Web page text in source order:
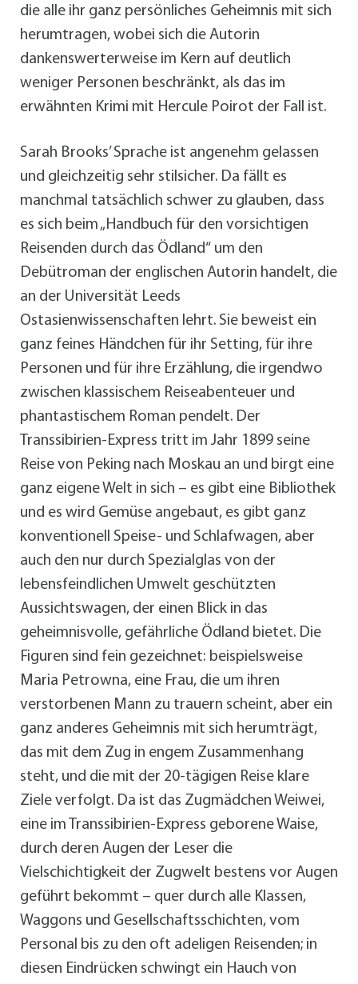
die alle ihr ganz persönliches Geheimnis mit sich
herumtragen, wobei sich die Autorin
dankenswerterweise im Kern auf deutlich
weniger Personen beschränkt, als das im
erwähnten Krimi mit Hercule Poirot der Fall ist.
Sarah Brooks’ Sprache ist angenehm gelassen
und gleichzeitig sehr stilsicher. Da fällt es
manchmal tatsächlich schwer zu glauben, dass
es sich beim „Handbuch für den vorsichtigen
Reisenden durch das Ödland“ um den
Debütroman der englischen Autorin handelt, die
an der Universität Leeds
Ostasienwissenschaften lehrt. Sie beweist ein
ganz feines Händchen für ihr Setting, für ihre
Personen und für ihre Erzählung, die irgendwo
zwischen klassischem Reiseabenteuer und
phantastischem Roman pendelt. Der
Transsibirien-Express tritt im Jahr 1899 seine
Reise von Peking nach Moskau an und birgt eine
ganz eigene Welt in sich – es gibt eine Bibliothek
und es wird Gemüse angebaut, es gibt ganz
konventionell Speise- und Schlafwagen, aber
auch den nur durch Spezialglas von der
lebensfeindlichen Umwelt geschützten
Aussichtswagen, der einen Blick in das
geheimnisvolle, gefährliche Ödland bietet. Die
Figuren sind fein gezeichnet: beispielsweise
Maria Petrowna, eine Frau, die um ihren
verstorbenen Mann zu trauern scheint, aber ein
ganz anderes Geheimnis mit sich herumträgt,
das mit dem Zug in engem Zusammenhang
steht, und die mit der 20-tägigen Reise klare
Ziele verfolgt. Da ist das Zugmädchen Weiwei,
eine im Transsibirien-Express geborene Waise,
durch deren Augen der Leser die
Vielschichtigkeit der Zugwelt bestens vor Augen
geführt bekommt – quer durch alle Klassen,
Waggons und Gesellschaftsschichten, vom
Personal bis zu den oft adeligen Reisenden; in
diesen Eindrücken schwingt ein Hauch von